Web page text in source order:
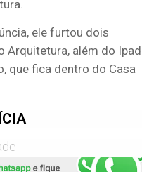
ele furtou dois
Arquitetura, além do Ipad
que fica dentro do Casa